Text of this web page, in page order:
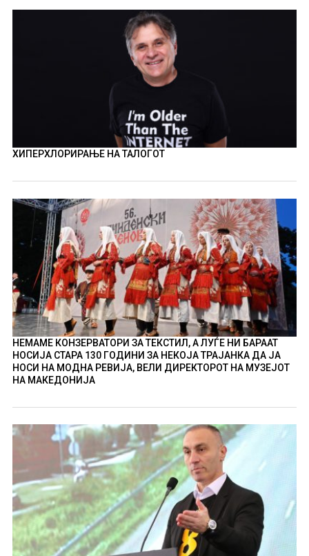
ХИПЕРХЛОРИРАЊЕ НА ТАЛОГОТ
НЕМАМЕ КОНЗЕРВАТОРИ ЗА ТЕКСТИЛ, А ЛУЃЕ НИ БАРААТ
НОСИЈА СТАРА 130 ГОДИНИ ЗА НЕКОЈА ТРАЈАНКА ДА ЈА
НОСИ НА МОДНА РЕВИЈА, ВЕЛИ ДИРЕКТОРОТ НА МУЗЕЈОТ
НА МАКЕДОНИЈА